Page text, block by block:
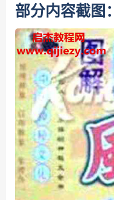
部分内容截图：